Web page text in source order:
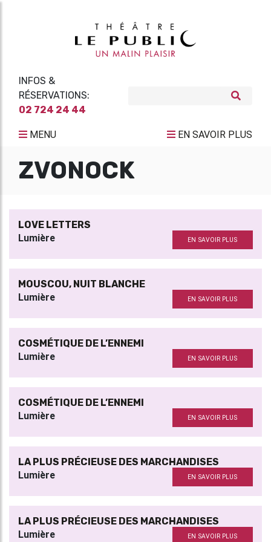
INFOS &
RÉSERVATIONS:
02 724 24 44
MENU EN SAVOIR PLUS
ZVONOCK
LOVE LETTERS
Lumière EN SAVOIR PLUS
MOUSCOU, NUIT BLANCHE
Lumière EN SAVOIR PLUS
COSMÉTIQUE DE L’ENNEMI
Lumière EN SAVOIR PLUS
COSMÉTIQUE DE L’ENNEMI
Lumière EN SAVOIR PLUS
LA PLUS PRÉCIEUSE DES MARCHANDISES
Lumière EN SAVOIR PLUS
LA PLUS PRÉCIEUSE DES MARCHANDISES
Lumière EN SAVOIR PLUS